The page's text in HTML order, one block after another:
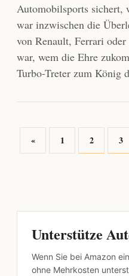
Automobilsports sichert,
war inzwischen die
von Renault, Ferrari
war, wem die Ehre
Turbo-Treter zum König
« 1 2 3
Unterstütze
Wenn Sie bei Amazon
ohne Mehrkosten